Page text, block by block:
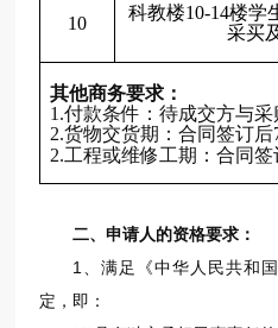
10
科教楼10-14楼学
采买
其他商务要求：
1.付款条件：待成交方与
2.货物交货期：合同签订后
2.工程或维修工期：合同
二、申请人的资格要求：
1、满足《中华人民共和
定，即：